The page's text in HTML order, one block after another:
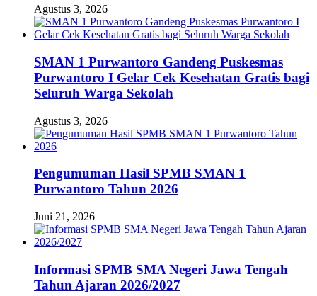
Agustus 3, 2026
SMAN 1 Purwantoro Gandeng Puskesmas
Purwantoro I Gelar Cek Kesehatan Gratis bagi
Seluruh Warga Sekolah
Agustus 3, 2026
Pengumuman Hasil SPMB SMAN 1
Purwantoro Tahun 2026
Juni 21, 2026
Informasi SPMB SMA Negeri Jawa Tengah
Tahun Ajaran 2026/2027